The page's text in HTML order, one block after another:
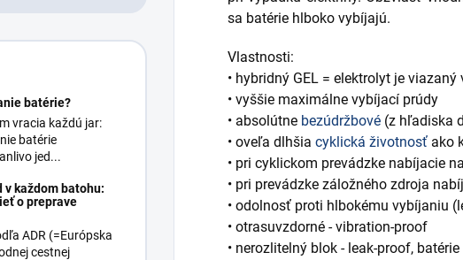
batérie?
vracia každú jar:
batérie
jed...
v každom batohu:
o preprave
ADR (=Európska
cestnej
sa batérie hlboko vybíjajú.
Vlastnosti:
• hybridný GEL = elektrolyt je
• vyššie maximálne vybíjací prúdy
• absolútne bezúdržbové (z hľadiska
• oveľa dlhšia cyklická životnosť ako
• pri cyklickom prevádzke nabíjacie
• pri prevádzke záložného zdroja
• odolnosť proti hlbokému vybíjaniu
• otrasuvzdorné - vibration-proof
• nerozlitelný blok - leak-proof,